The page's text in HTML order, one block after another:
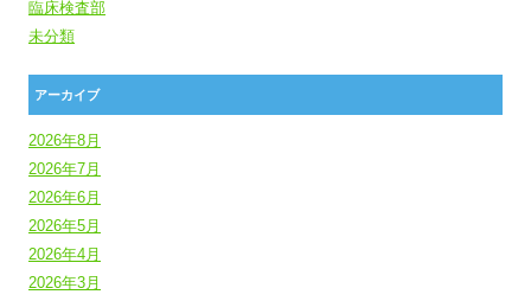
臨床検査部
未分類
アーカイブ
2026年8月
2026年7月
2026年6月
2026年5月
2026年4月
2026年3月